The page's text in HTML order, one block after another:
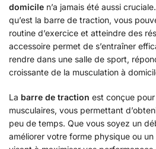
domicile n’a jamais été aussi
qu’est la barre de traction, vous
routine d’exercice et atteindre des
accessoire permet de s’entraîner
rendre dans une salle de sport,
croissante de la musculation à
La barre de traction est conçue
musculaires, vous permettant
peu de temps. Que vous soyez un
améliorer votre forme physique ou